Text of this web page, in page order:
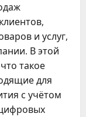
и услуг,
В этой
такое
для
с учётом